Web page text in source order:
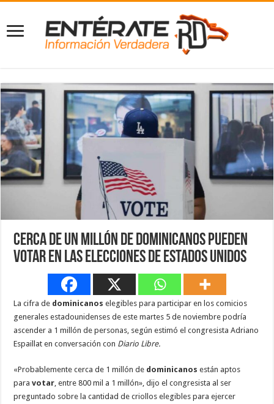
Cerca de un millón de dominicanos pueden
votar en las elecciones de Estados Unidos
La cifra de dominicanos elegibles para participar en los comicios
generales estadounidenses de este martes 5 de noviembre podría
ascender a 1 millón de personas, según estimó el congresista Adriano
Espaillat en conversación con Diario Libre.
«Probablemente cerca de 1 millón de dominicanos están aptos
paravotar , entre 800 mil a 1 millón», dijo el congresista al ser
preguntado sobre la cantidad de criollos elegibles para ejercer